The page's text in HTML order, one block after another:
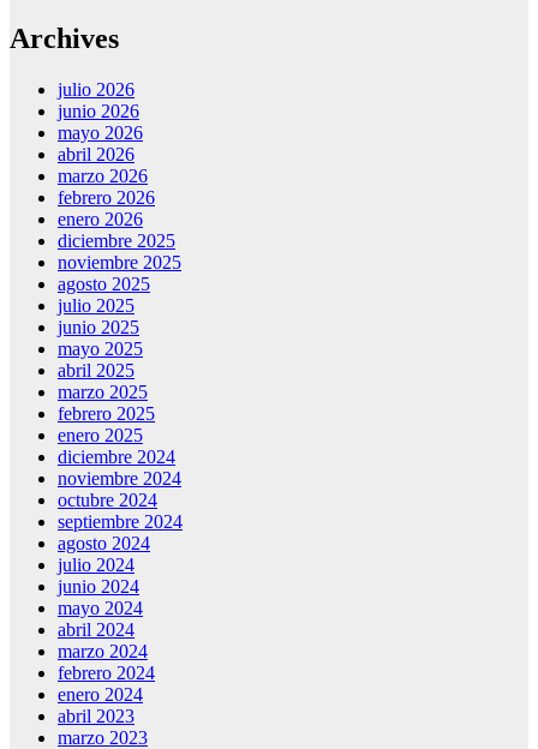
Archives
julio 2026
junio 2026
mayo 2026
abril 2026
marzo 2026
febrero 2026
enero 2026
diciembre 2025
noviembre 2025
agosto 2025
julio 2025
junio 2025
mayo 2025
abril 2025
marzo 2025
febrero 2025
enero 2025
diciembre 2024
noviembre 2024
octubre 2024
septiembre 2024
agosto 2024
julio 2024
junio 2024
mayo 2024
abril 2024
marzo 2024
febrero 2024
enero 2024
abril 2023
marzo 2023